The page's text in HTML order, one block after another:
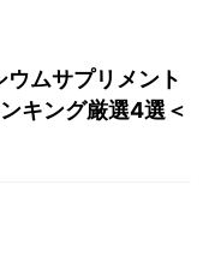
ウムサプリメント
キング厳選4選＜